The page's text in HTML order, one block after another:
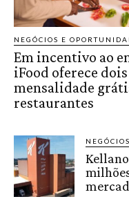
NEGÓCIOS E
Em incentivo ao
iFood oferece dois
mensalidade
restaurantes